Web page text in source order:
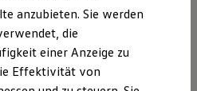
Lifestyle Produkte
§ 34 e Gewerbeordnung)
anzubieten. Sie werden
die
einer Anzeige zu
Effektivität von